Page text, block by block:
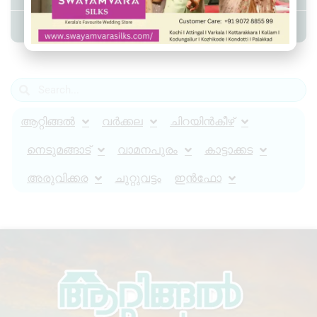
Admin YS August 16, 2025 8:12 am
ആറ്റിങ്ങൽ വർക്കല ചിറയിൻകീഴ്
നെടുമങ്ങാട് വാമനപുരം കാട്ടാക്കട
അരുവിക്കര ചുറ്റുവട്ടം ഇൻഫോ